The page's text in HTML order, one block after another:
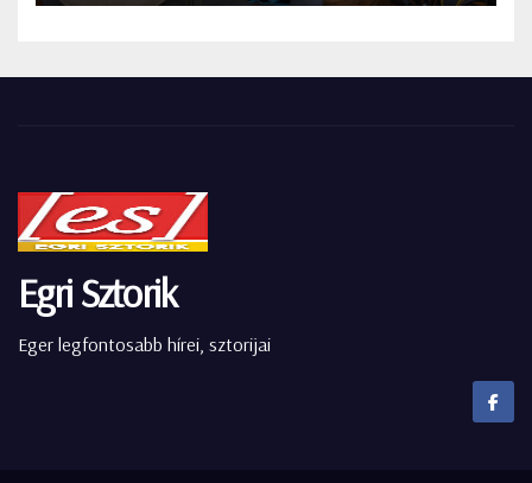
Egri Sztorik
Eger legfontosabb hírei, sztorijai